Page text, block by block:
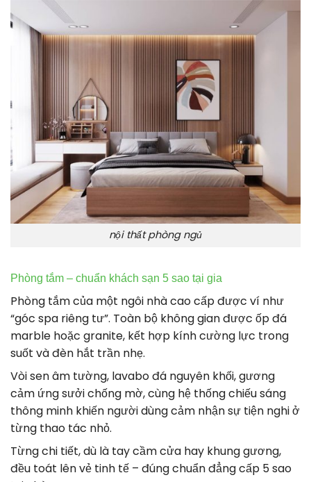
nội thất phòng ngủ
Phòng tắm – chuẩn khách sạn 5 sao tại gia
Phòng tắm của một ngôi nhà cao cấp được ví như
“góc spa riêng tư”. Toàn bộ không gian được ốp đá
marble hoặc granite, kết hợp kính cường lực trong
suốt và đèn hắt trần nhẹ.
Vòi sen âm tường, lavabo đá nguyên khối, gương
cảm ứng sưởi chống mờ, cùng hệ thống chiếu sáng
thông minh khiến người dùng cảm nhận sự tiện nghi ở
từng thao tác nhỏ.
Từng chi tiết, dù là tay cầm cửa hay khung gương,
đều toát lên vẻ tinh tế – đúng chuẩn đẳng cấp 5 sao